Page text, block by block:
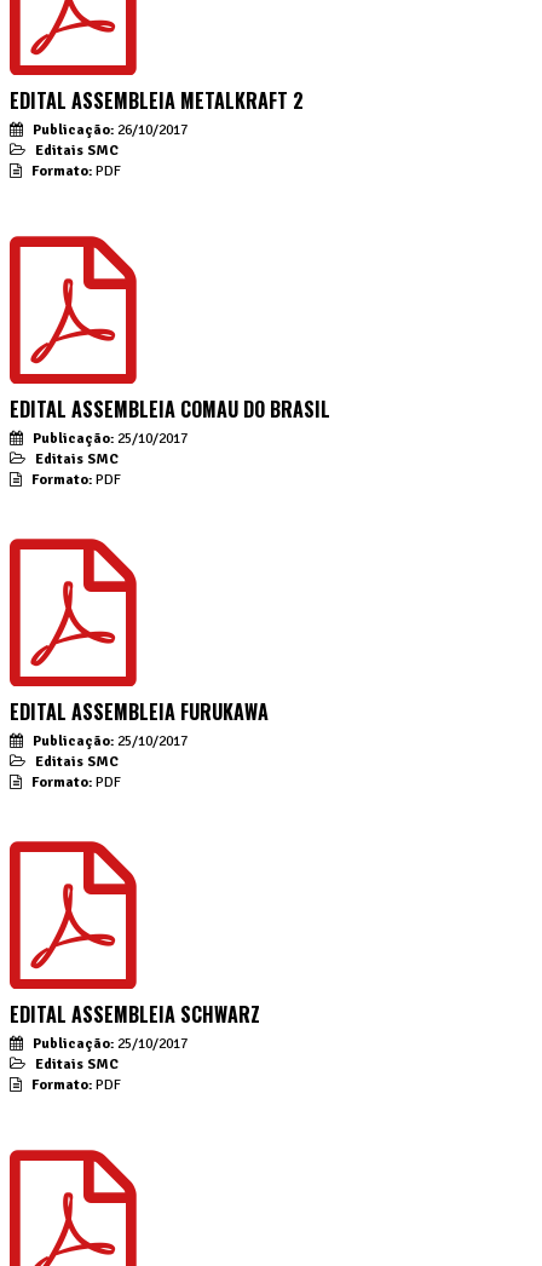
EDITAL ASSEMBLEIA METALKRAFT 2
Publicação: 26/10/2017
Editais SMC
Formato: PDF
EDITAL ASSEMBLEIA COMAU DO BRASIL
Publicação: 25/10/2017
Editais SMC
Formato: PDF
EDITAL ASSEMBLEIA FURUKAWA
Publicação: 25/10/2017
Editais SMC
Formato: PDF
EDITAL ASSEMBLEIA SCHWARZ
Publicação: 25/10/2017
Editais SMC
Formato: PDF